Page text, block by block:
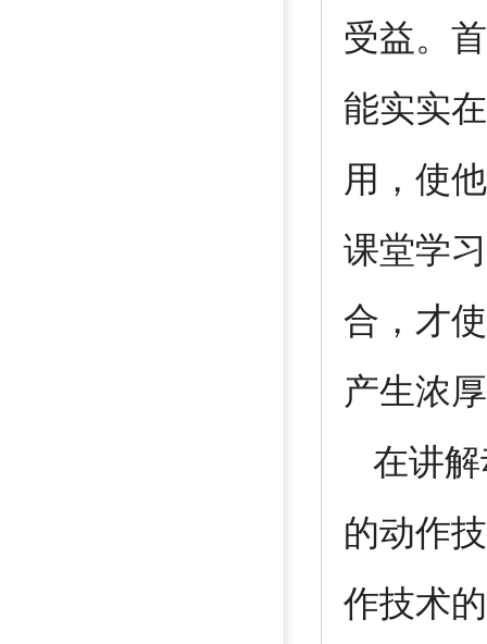
受益。
能实实
用，使
课堂学
合，才
产生浓
在讲解
的动作
作技术